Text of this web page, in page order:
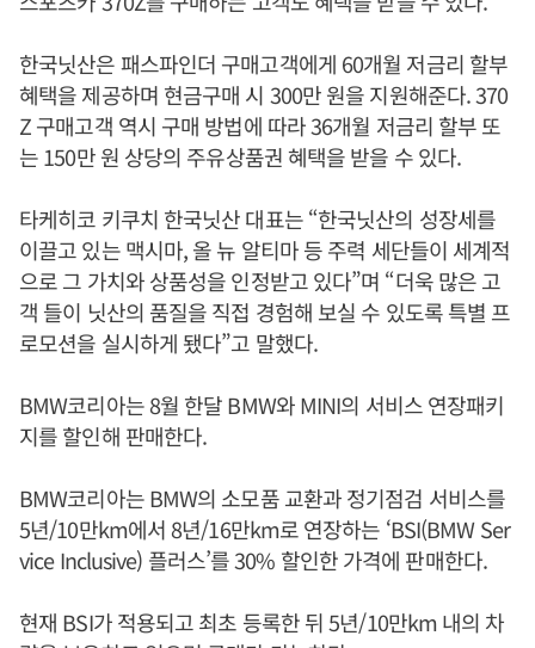
한국닛산은 패스파인더 구매고객에게 60개월 저금리 할부
혜택을 제공하며 현금구매 시 300만 원을 지원해준다. 370
Z 구매고객 역시 구매 방법에 따라 36개월 저금리 할부 또
는 150만 원 상당의 주유상품권 혜택을 받을 수 있다.
타케히코 키쿠치 한국닛산 대표는 “한국닛산의 성장세를
이끌고 있는 맥시마, 올 뉴 알티마 등 주력 세단들이 세계적
으로 그 가치와 상품성을 인정받고 있다”며 “더욱 많은 고
객 들이 닛산의 품질을 직접 경험해 보실 수 있도록 특별 프
로모션을 실시하게 됐다”고 말했다.
BMW코리아는 8월 한달 BMW와 MINI의 서비스 연장패키
지를 할인해 판매한다.
BMW코리아는 BMW의 소모품 교환과 정기점검 서비스를
5년/10만km에서 8년/16만km로 연장하는 ‘BSI(BMW Ser
vice Inclusive) 플러스’를 30% 할인한 가격에 판매한다.
현재 BSI가 적용되고 최초 등록한 뒤 5년/10만km 내의 차